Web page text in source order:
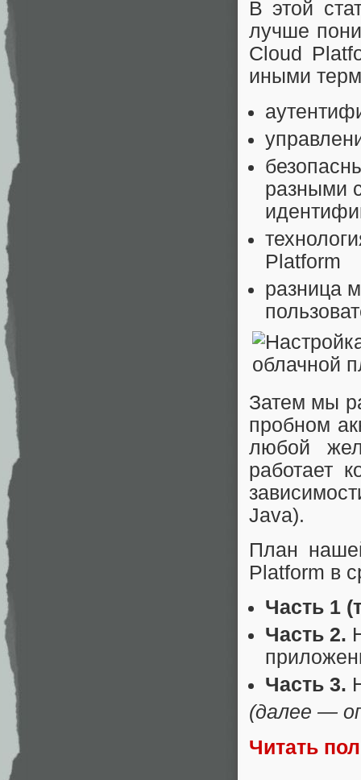
В этой
лучше
Cloud
иными
разными
Platform
разница
Затем мы
пробном
любой
работает
Java).
План
Platform в
Часть 1
Часть 2.
Часть 3.
(далее —
Читать